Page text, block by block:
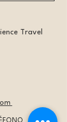
Travel